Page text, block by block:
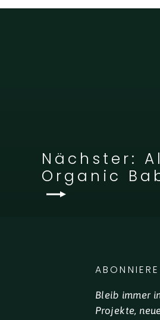
Nächster:
Organic
Bleib immer
Projekte,